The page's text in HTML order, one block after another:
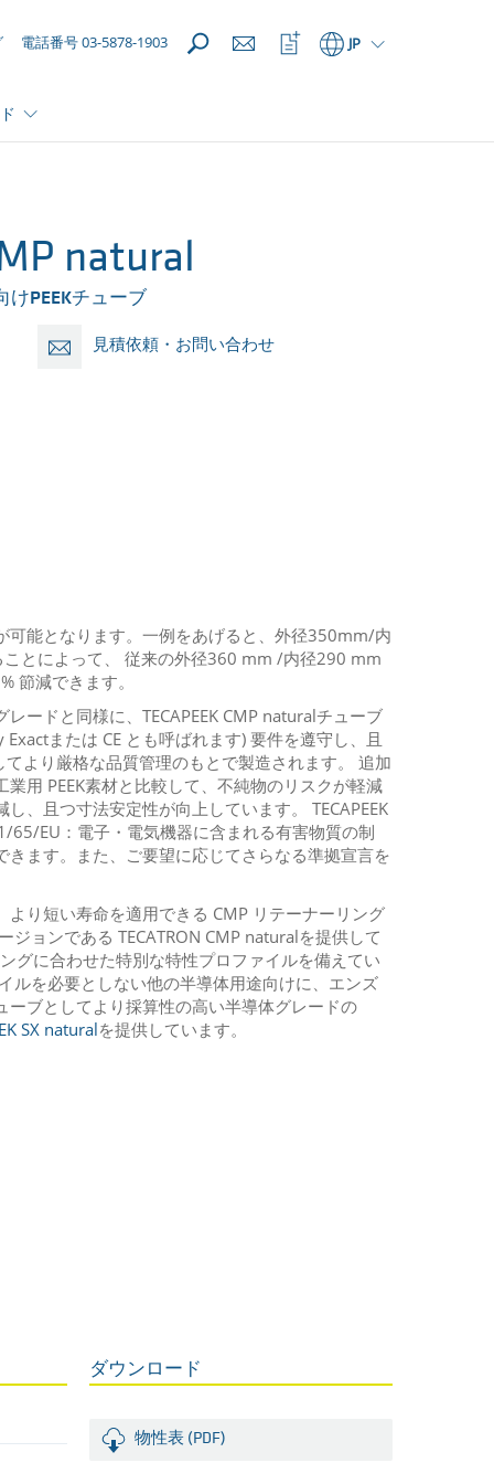
電話番号 03-5878-1903 JP
ウ
ォ
ス
natural
けPEEKチューブ
見積依頼・お問い合わせ
可能となります。一例をあげると、外径350mm/内
とによって、 従来の外径360 mm /内径290 mm
節減できます。
ードと同様に、TECAPEEK CMP naturalチューブ
または CE とも呼ばれます) 要件を遵守し、且
てより厳格な品質管理のもとで製造されます。 追加
用 PEEK素材と比較して、不純物のリスクが軽減
、且つ寸法安定性が向上しています。 TECAPEEK
65/EU：電子・電気機器に含まれる有害物質の制
ます。また、ご要望に応じてさらなる準拠宣言を
り短い寿命を適用できる CMP リテーナーリング
ジョンである TECATRON CMP naturalを提供して
グに合わせた特別な特性プロファイルを備えてい
ルを必要としない他の半導体用途向けに、エンズ
ブとしてより採算性の高い半導体グレードの
SX naturalを提供しています。
ダウンロード
物性表 (PDF)